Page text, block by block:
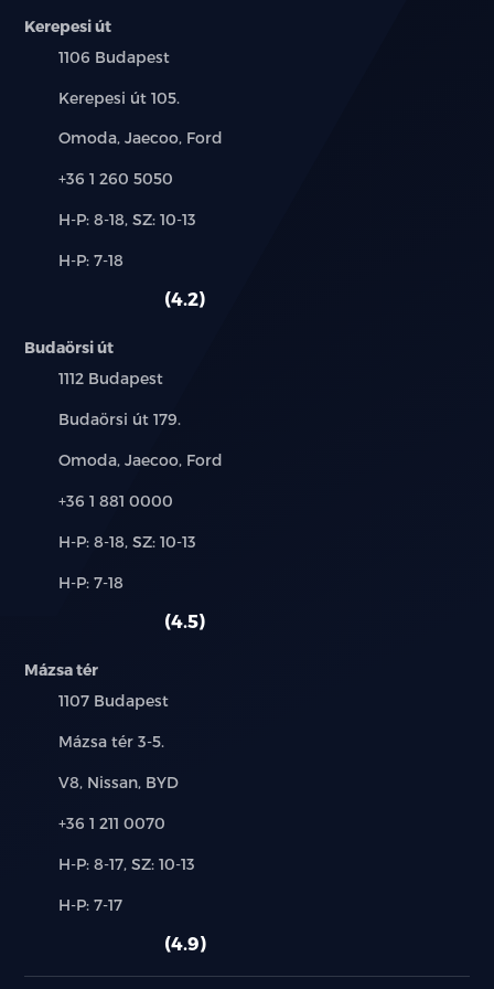
Középső konzol világítás
LED olvasólámpák hátul
4 elektromos ablakemelő; vezetőoldalon
Első napellenzők megvilágított tükörrel
Padlópolc a csomagtartóban
Ülésfűtés a hátsó sorban
12 V-os csatlakozó
15.6 colos érintőképernyő
DAB és FM rádió
8 hangszórós audió
Intelligens hangvezérlés: "Hi, BYD"
Kerepesi út
Település:
1106 Budapest
Cím:
Kerepesi út 105.
Márkák:
Omoda, Jaecoo, Ford
Telefon:
+36 1 260 5050
Új-
használt
H-P: 8-18, SZ: 10-13
Alkatrész,
H-P: 7-18
4.2
Budaörsi út
Település:
1112 Budapest
Cím:
Budaörsi út 179.
Márkák:
Omoda, Jaecoo, Ford
Telefon:
+36 1 881 0000
Új-
használt
H-P: 8-18, SZ: 10-13
Alkatrész,
H-P: 7-18
4.5
Mázsa tér
Település:
1107 Budapest
Cím:
Mázsa tér 3-5.
Márkák:
V8, Nissan, BYD
Telefon:
+36 1 211 0070
Új-
használt
H-P: 8-17, SZ: 10-13
Alkatrész,
H-P: 7-17
4.9